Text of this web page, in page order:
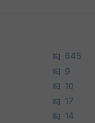
645
9
10
17
14